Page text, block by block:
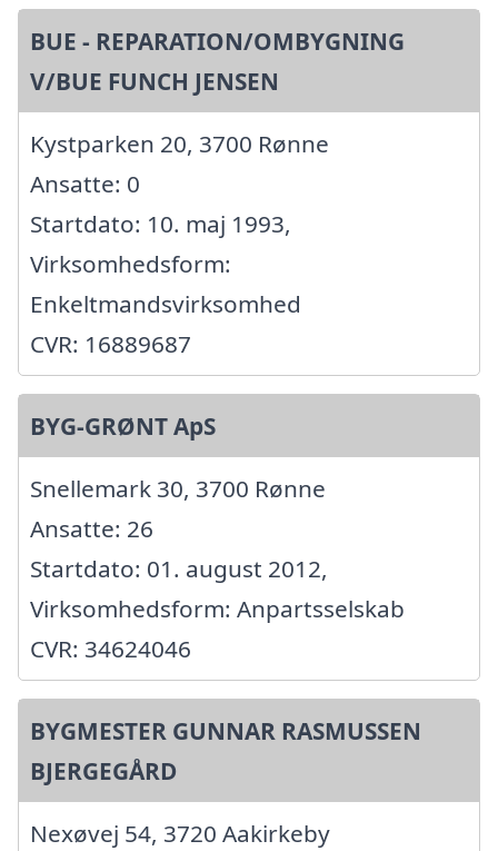
BUE - REPARATION/OMBYGNING
V/BUE FUNCH JENSEN
Kystparken 20, 3700 Rønne
Ansatte: 0
Startdato: 10. maj 1993,
Virksomhedsform:
Enkeltmandsvirksomhed
CVR: 16889687
BYG-GRØNT ApS
Snellemark 30, 3700 Rønne
Ansatte: 26
Startdato: 01. august 2012,
Virksomhedsform: Anpartsselskab
CVR: 34624046
BYGMESTER GUNNAR RASMUSSEN
BJERGEGÅRD
Nexøvej 54, 3720 Aakirkeby